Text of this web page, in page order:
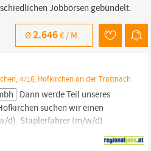
Jobbörsen gebündelt.
Ø2.646€ / M.
4716, Hofkirchen an der Trattnach
Dann werde Teil unseres
suchen wir einen
d). Staplerfahrer (m/w/d)
Arbeitszeit
und Entladung von LKWs